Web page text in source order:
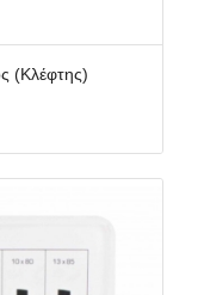
(Κλέφτης)